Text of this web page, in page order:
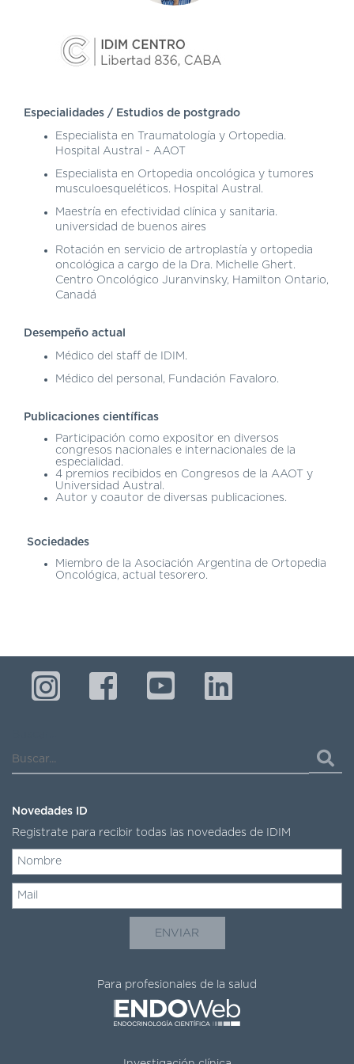
CENTRAL
5031-
4100
TURNOS
RECETAS
ONLINE
Especialidades / Estudios de postgrado
Especialista en Traumatología y Ortopedia.
Hospital Austral - AAOT
Especialista en Ortopedia oncológica y tumores
musculoesqueléticos. Hospital Austral.
Maestría en efectividad clínica y sanitaria.
universidad de buenos aires
Rotación en servicio de artroplastía y ortopedia
oncológica a cargo de la Dra. Michelle Ghert.
Centro Oncológico Juranvinsky, Hamilton Ontario,
Canadá
Desempeño actual
Médico del staff de IDIM.
Médico del personal, Fundación Favaloro.
Publicaciones científicas
Participación como expositor en diversos
congresos nacionales e internacionales de la
especialidad.
4 premios recibidos en Congresos de la AAOT y
Universidad Austral.
Autor y coautor de diversas publicaciones.
Sociedades
Miembro de la Asociación Argentina de Ortopedia
Oncológica, actual tesorero.
Para profesionales de la salud
Novedades ID
Registrate para recibir todas las novedades de IDIM